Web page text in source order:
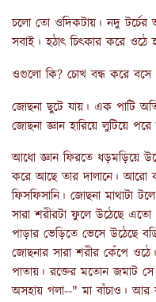
চলো তো ওদিকটায়। নদু
সবাই। হঠাৎ চিৎকার করে ওঠে
ওগুলো কি? চোখ বন্ধ করে বসে
জোছনা ছুটে যায়। এক পাটি
জোছনা জ্ঞান হারিয়ে লুটিয়ে পরে
আধো জ্ঞান ফিরতে ধড়মড়িয়ে
করে আছে তার দালানে। আরো
ফিসফিসানি। জোছনা মাথাটা
সারা শরীরটা ফুলে উঠেছে
পাড়ার ভেড়িতে ভেসে উঠেছে
জোছনার সারা শরীর কেঁপে
পাতায়। রক্তের মতোন জমাট
অসহায় গলা--" মা বাঁচাও। আর